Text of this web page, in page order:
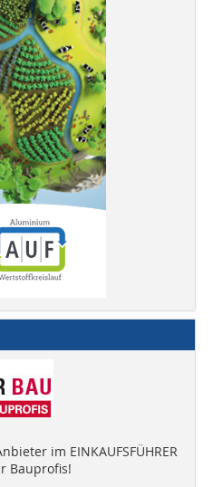
im EINKAUFSFÜHRER
Bauprofis!